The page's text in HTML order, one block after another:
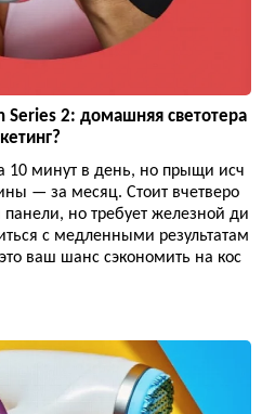
Series 2: домашняя светотера
10 минут в день, но прыщи исч
— за месяц. Стоит вчетверо
но требует железной ди
с медленными результатам
ваш шанс сэкономить на кос